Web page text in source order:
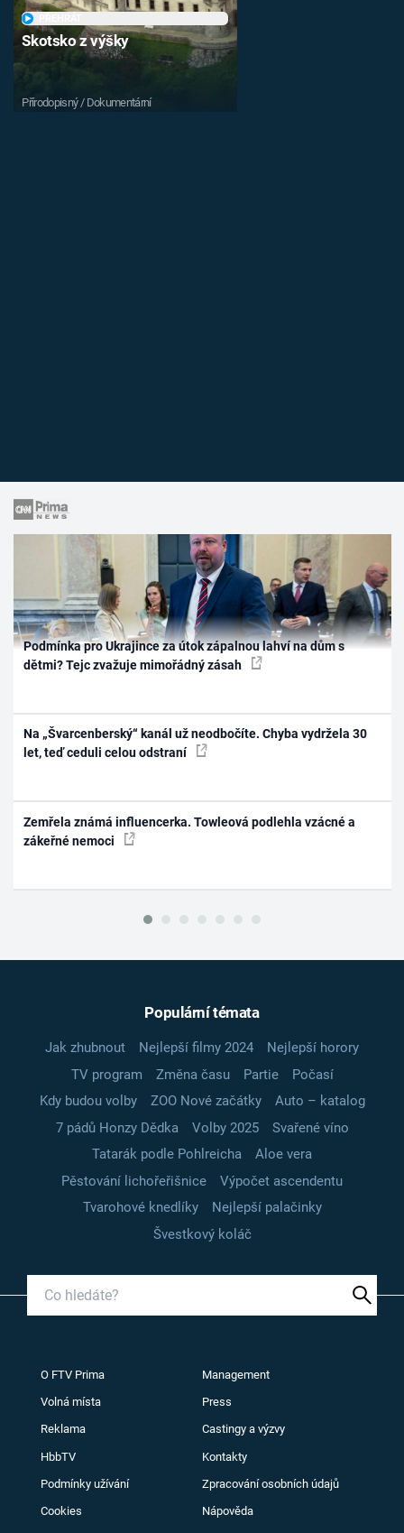
Skotsko z výšky
Přírodopisný / Dokumentární
Podmínka pro Ukrajince za útok zápalnou lahví na dům s
dětmi? Tejc zvažuje mimořádný zásah
Na „Švarcenberský“ kanál už neodbočíte. Chyba vydržela 30
let, teď ceduli celou odstraní
Zemřela známá influencerka. Towleová podlehla vzácné a
zákeřné nemoci
Populární témata
Jak zhubnout Nejlepší filmy 2024
Nejlepší horory
TV program
Změna času Partie
Počasí
Kdy budou volby
ZOO Nové začátky
Auto – katalog
7 pádů Honzy Dědka
Volby 2025
Svařené víno
Tatarák podle Pohlreicha
Aloe vera
Pěstování lichořeřišnice
Výpočet ascendentu
Tvarohové knedlíky
Nejlepší palačinky
Švestkový koláč
O FTV Prima Management
Volná místa Press
Reklama Castingy a výzvy
HbbTV Kontakty
Podmínky užívání Zpracování osobních údajů
Cookies Nápověda